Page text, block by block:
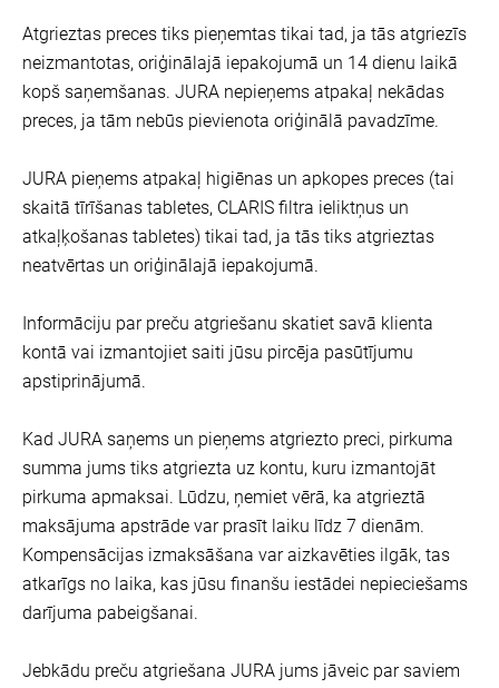
Atgrieztas preces tiks pieņemtas tikai tad, ja tās atgriezīs
neizmantotas, oriģinālajā iepakojumā un 14 dienu laikā
kopš saņemšanas. JURA nepieņems atpakaļ nekādas
preces, ja tām nebūs pievienota oriģinālā pavadzīme.
JURA pieņems atpakaļ higiēnas un apkopes preces (tai
skaitā tīrīšanas tabletes, CLARIS filtra ieliktņus un
atkaļķošanas tabletes) tikai tad, ja tās tiks atgrieztas
neatvērtas un oriģinālajā iepakojumā.
Informāciju par preču atgriešanu skatiet savā klienta
kontā vai izmantojiet saiti jūsu pircēja pasūtījumu
apstiprinājumā.
Kad JURA saņems un pieņems atgriezto preci, pirkuma
summa jums tiks atgriezta uz kontu, kuru izmantojāt
pirkuma apmaksai. Lūdzu, ņemiet vērā, ka atgrieztā
maksājuma apstrāde var prasīt laiku līdz 7 dienām.
Kompensācijas izmaksāšana var aizkavēties ilgāk, tas
atkarīgs no laika, kas jūsu finanšu iestādei nepieciešams
darījuma pabeigšanai.
Jebkādu preču atgriešana JURA jums jāveic par saviem